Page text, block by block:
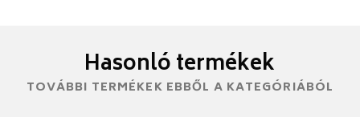
Hasonló termékek
TOVÁBBI TERMÉKEK EBBŐL A KATEGÓRIÁBÓL